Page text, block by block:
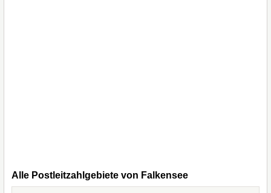
Alle Postleitzahlgebiete von Falkensee